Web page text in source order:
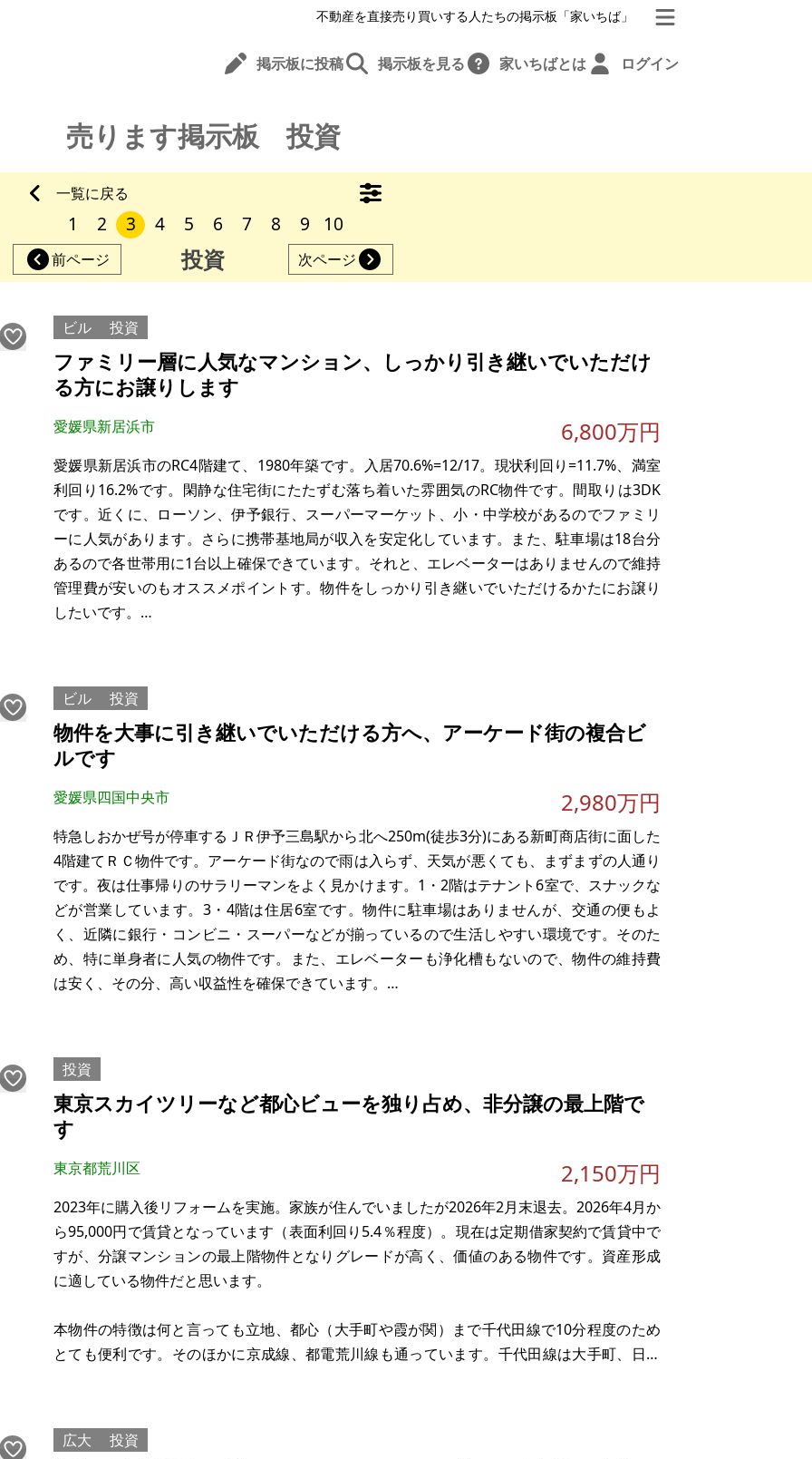
不動産を直接売り買いする人たちの掲示板「家いちば」
掲示板に投稿 掲示板を見る 家いちばとは ログイン
売ります掲示板 投資
一覧に戻る
1 2 3 4 5 6 7 8 9 10
前ページ 投資 次ページ
ビル 投資
ファミリー層に人気なマンション、しっかり引き継いでいただけ
る方にお譲りします
愛媛県新居浜市 6,800万円
愛媛県新居浜市のRC4階建て、1980年築です。入居70.6%=12/17。現状利回り=11.7%、満室
利回り16.2%です。閑静な住宅街にたたずむ落ち着いた雰囲気のRC物件です。間取りは3DK
です。近くに、ローソン、伊予銀行、スーパーマーケット、小・中学校があるのでファミリ
ーに人気があります。さらに携帯基地局が収入を安定化しています。また、駐車場は18台分
あるので各世帯用に1台以上確保できています。それと、エレベーターはありませんので維持
管理費が安いのもオススメポイントす。物件をしっかり引き継いでいただけるかたにお譲り
したいです。
場所：愛媛県新居浜市高津町
土地
ビル 投資
物件を大事に引き継いでいただける方へ、アーケード街の複合ビ
ルです
愛媛県四国中央市 2,980万円
特急しおかぜ号が停車するＪＲ伊予三島駅から北へ250m(徒歩3分)にある新町商店街に面した
4階建てＲＣ物件です。アーケード街なので雨は入らず、天気が悪くても、まずまずの人通り
です。夜は仕事帰りのサラリーマンをよく見かけます。1・2階はテナント6室で、スナックな
どが営業しています。3・4階は住居6室です。物件に駐車場はありませんが、交通の便もよ
く、近隣に銀行・コンビニ・スーパーなどが揃っているので生活しやすい環境です。そのた
め、特に単身者に人気の物件です。また、エレベーターも浄化槽もないので、物件の維持費
は安く、その分、高い収益性を確保できています。
場所：愛媛県四国
投資
東京スカイツリーなど都心ビューを独り占め、非分譲の最上階で
す
東京都荒川区 2,150万円
2023年に購入後リフォームを実施。家族が住んでいましたが2026年2月末退去。2026年4月か
ら95,000円で賃貸となっています（表面利回り5.4％程度）。現在は定期借家契約で賃貸中で
すが、分譲マンションの最上階物件となりグレードが高く、価値のある物件です。資産形成
に適している物件だと思います。
本物件の特徴は何と言っても立地、都心（大手町や霞が関）まで千代田線で10分程度のため
とても便利です。そのほかに京成線、都電荒川線も通っています。千代田線は大手町、日比
広大 投資